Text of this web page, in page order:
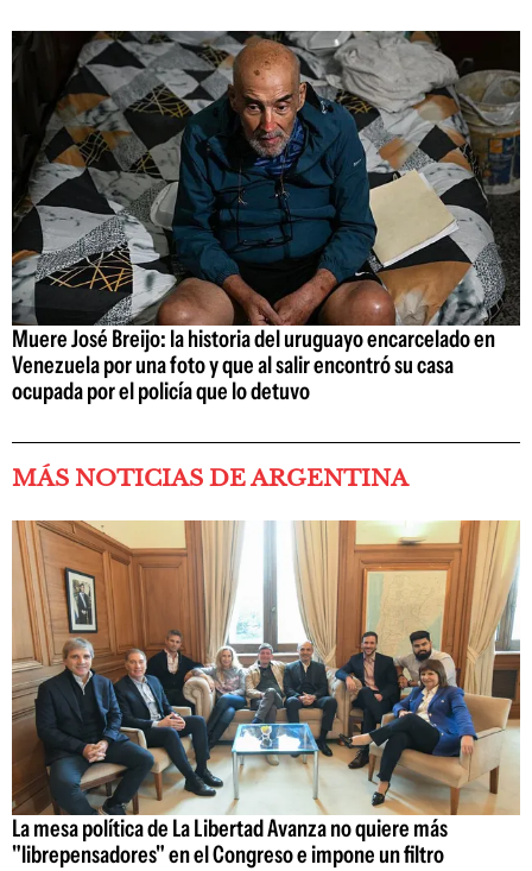
Muere José Breijo: la historia del uruguayo encarcelado en
Venezuela por una foto y que al salir encontró su casa
ocupada por el policía que lo detuvo
MÁS NOTICIAS DE ARGENTINA
La mesa política de La Libertad Avanza no quiere más
"librepensadores" en el Congreso e impone un filtro